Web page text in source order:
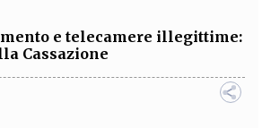
e telecamere illegittime:
Cassazione